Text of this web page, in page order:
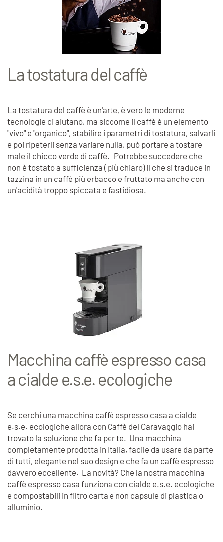
La tostatura del caffè
La tostatura del caffè è un'arte, è vero le moderne
tecnologie ci aiutano, ma siccome il caffè è un elemento
"vivo" e "organico", stabilire i parametri di tostatura, salvarli
e poi ripeterli senza variare nulla, può portare a tostare
male il chicco verde di caffè. Potrebbe succedere che
non è tostato a sufficienza ( più chiaro) il che si traduce in
tazzina in un caffè più erbaceo e fruttato ma anche con
un'acidità troppo spiccata e fastidiosa.
Macchina caffè espresso casa
a cialde e.s.e. ecologiche
Se cerchi una macchina caffè espresso casa a cialde
e.s.e. ecologiche allora con Caffè del Caravaggio hai
trovato la soluzione che fa per te. Una macchina
completamente prodotta in Italia, facile da usare da parte
di tutti, elegante nel suo design e che fa un caffè espresso
davvero eccellente. La novità? Che la nostra macchina
caffè espresso casa funziona con cialde e.s.e. ecologiche
e compostabili in filtro carta e non capsule di plastica o
alluminio.